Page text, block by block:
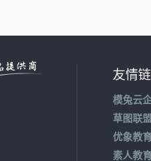
友情
模兔云
草图联
优象教
素人教